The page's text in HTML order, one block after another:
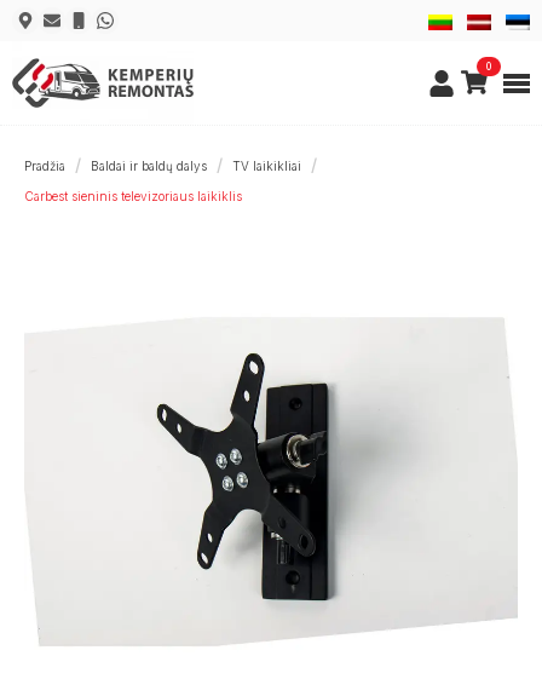
0
Pradžia Baldai ir baldų dalys TV laikikliai
Carbest sieninis televizoriaus laikiklis